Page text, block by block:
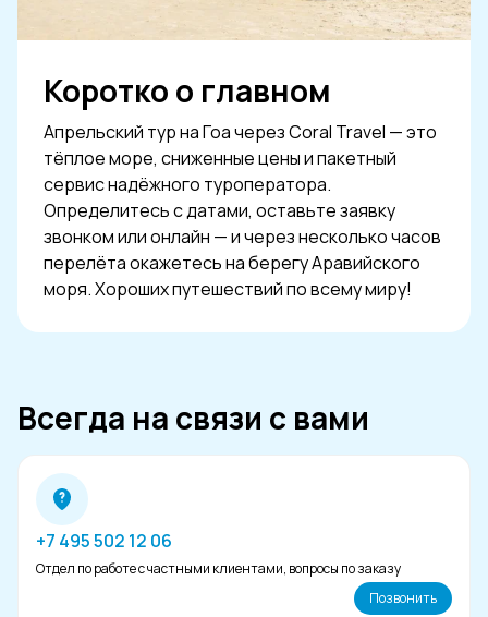
Коротко о главном
Апрельский тур на Гоа через Coral Travel — это
тёплое море, сниженные цены и пакетный
сервис надёжного туроператора.
Определитесь с датами, оставьте заявку
звонком или онлайн — и через несколько часов
перелёта окажетесь на берегу Аравийского
моря. Хороших путешествий по всему миру!
Всегда на связи с вами
+7 495 502 12 06
Отдел по работе с частными клиентами, вопросы по заказу
Позвонить